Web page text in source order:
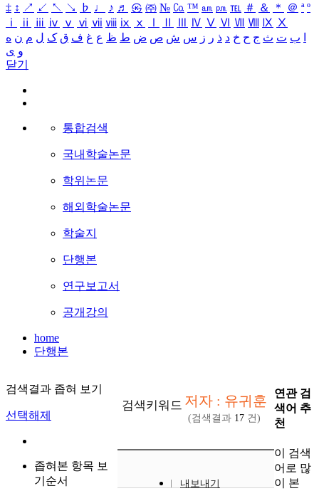
‡ ↕ ↗ ↙ ↖ ↘ ♭ ♩ ♪ ♬ ㉿ ㈜ № ㏇ ™ ㏂ ㏘ ℡ ＃ ＆ ＊ ＠ ª º
ⅰ
ⅱ ⅲ ⅳ ⅴ ⅵ ⅶ ⅷ ⅸ ⅹ Ⅳ Ⅴ Ⅵ Ⅶ Ⅷ Ⅸ Ⅹ
ب ت ث ج ح خ د ذ ر ز س ش ص ض ط ظ ع غ ف ق ک ل م ن ه
و ی
닫기
통합검색
국내학술논문
학위논문
해외학술논문
학술지
단행본
연구보고서
공개강의
home
단행본
검색결과 좁혀 보기
선택해제
좁혀본 항목 보
기순서
검색키워드 저자 : 유귀훈
(검색결과 17 건)
내보내기
연관 검
색어 추
천
이 검색
어로 많
이 본